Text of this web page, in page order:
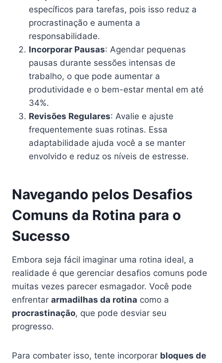
específicos para tarefas, pois isso reduz a
procrastinação e aumenta a
responsabilidade.
Incorporar Pausas: Agendar pequenas
pausas durante sessões intensas de
trabalho, o que pode aumentar a
produtividade e o bem-estar mental em até
34%.
Revisões Regulares: Avalie e ajuste
frequentemente suas rotinas. Essa
adaptabilidade ajuda você a se manter
envolvido e reduz os níveis de estresse.
Navegando pelos Desafios
Comuns da Rotina para o
Sucesso
Embora seja fácil imaginar uma rotina ideal, a
realidade é que gerenciar desafios comuns pode
muitas vezes parecer esmagador. Você pode
enfrentar armadilhas da rotina como a
procrastinação, que pode desviar seu
progresso.
Para combater isso, tente incorporar bloques de